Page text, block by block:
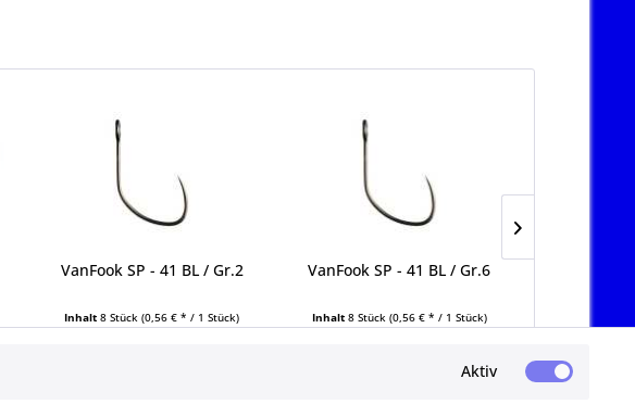
VanFook SP - 41 BL / Gr.2
Inhalt8 Stück(0,56 € * / 1 Stück)
VanFook SP - 41 BL / Gr.6
Inhalt 8 Stück (0,56 € * / 1 Stück)
Aktiv